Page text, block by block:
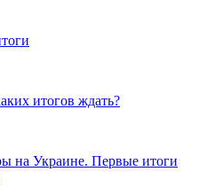
итогов ждать?
на Украине. Первые итоги